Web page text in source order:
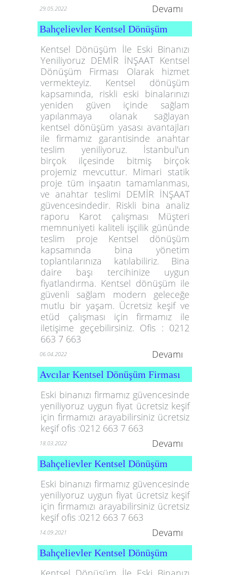
29.05.2022 Devamı
Bahçelievler Kentsel Dönüşüm
Kentsel Dönüşüm İle Eski Binanızı
Yeniliyoruz DEMİR İNŞAAT Kentsel
Dönüşüm Firması Olarak hizmet
vermekteyiz. Kentsel dönüşüm
kapsamında, riskli eski binalarınızı
yeniden güven içinde sağlam
yapılanmaya olanak sağlayan
kentsel dönüşüm yasası avantajları
ile firmamız garantisinde anahtar
teslim yeniliyoruz. İstanbul'un
birçok ilçesinde bitmiş birçok
projemiz mevcuttur. Mimari statik
proje tüm inşaatın tamamlanması,
ve anahtar teslimi DEMİR İNŞAAT
güvencesindedir. Riskli bina analiz
raporu Karot çalışması Müşteri
memnuniyeti kaliteli işçilik gününde
teslim proje Kentsel dönüşüm
kapsamında bina yönetim
toplantılarınıza katılabiliriz. Bina
daire başı tercihinize uygun
fiyatlandırma. Kentsel dönüşüm ile
güvenli sağlam modern geleceğe
mutlu bir yaşam. Ücretsiz keşif ve
etüd çalışması için firmamız ile
iletişime geçebilirsiniz. Ofis : 0212
663 7 663
06.04.2022 Devamı
Avcılar Kentsel Dönüşüm Firması
Eski binanızı firmamız güvencesinde
yeniliyoruz uygun fiyat ücretsiz keşif
için firmamızı arayabilirsiniz ücretsiz
keşif ofis :0212 663 7 663
18.03.2022 Devamı
Bahçelievler Kentsel Dönüşüm
Eski binanızı firmamız güvencesinde
yeniliyoruz uygun fiyat ücretsiz keşif
için firmamızı arayabilirsiniz ücretsiz
keşif ofis :0212 663 7 663
14.09.2021 Devamı
Bahçelievler Kentsel Dönüşüm